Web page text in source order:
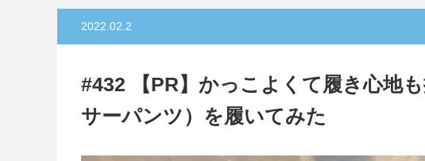
2022.02.2
#432 【PR】かっこよくて履き心地
サーパンツ）を履いてみた